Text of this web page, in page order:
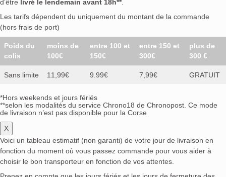
d’être livré le lendemain avant 18h**.
Les tarifs dépendent du uniquement du montant de la commande
(hors frais de port)
Poids du
colis
moins de
100€
entre 100 et
150€
entre 150 et
300€
plus de
300 €
Sans limite 11,99€ 9.99€ 7,99€ GRATUIT
*Hors weekends et jours fériés
**selon les modalités du service Chrono18 de Chronopost. Ce mode
de livraison n’est pas disponible pour la Corse
X
Voici un tableau estimatif (non garanti) de votre jour de livraison en
fonction du moment où vous passez commande pour vous aider à
choisir le bon transporteur en fonction de vos attentes.